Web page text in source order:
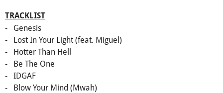
TRACKLIST
- Genesis
- Lost In Your Light (feat. Miguel)
- Hotter Than Hell
- Be The One
- IDGAF
-
Blow Your Mind (Mwah)